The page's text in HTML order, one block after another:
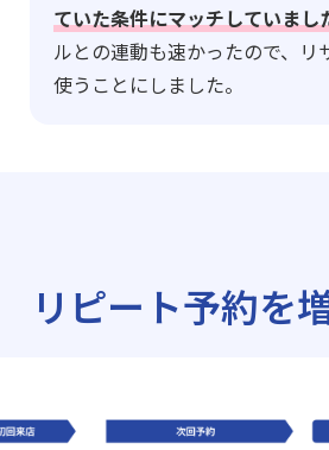
ていた条件にマッチしていまし
ルとの連動も速かったので、リ
使うことにしました。
リピート予約を